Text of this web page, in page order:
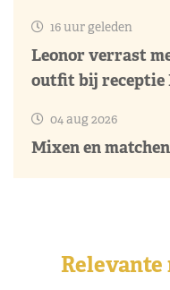
16 uur geleden
Leonor verrast
outfit bij
04 aug 2026
Mixen en